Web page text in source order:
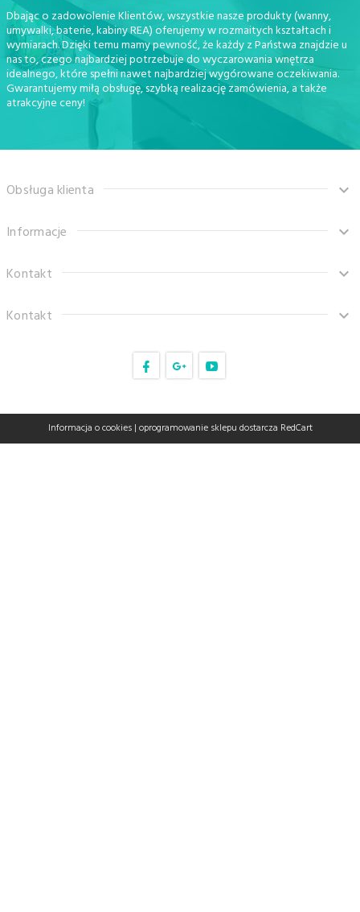
Dbając o zadowolenie Klientów, wszystkie nasze produkty (wanny,
umywalki, baterie, kabiny REA) oferujemy w rozmaitych kształtach i
wymiarach. Dzięki temu mamy pewność, że każdy z Państwa znajdzie u
nas to, czego najbardziej potrzebuje do wyczarowania wnętrza
idealnego, które spełni nawet najbardziej wygórowane oczekiwania.
Gwarantujemy miłą obsługę, szybką realizację zamówienia, a także
atrakcyjne ceny!
Obsługa klienta
Informacje
Kontakt
Kontakt
sklep@tanaro.pl
Informacja o cookies| oprogramowanie sklepu dostarcza RedCart